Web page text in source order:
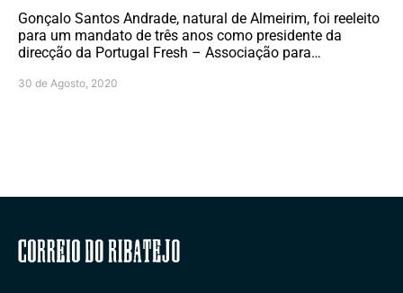
Gonçalo Santos Andrade, natural de Almeirim, foi reeleito
para um mandato de três anos como presidente da
direcção da Portugal Fresh – Associação para…
30 de Agosto, 2020
Correio do Ribatejo